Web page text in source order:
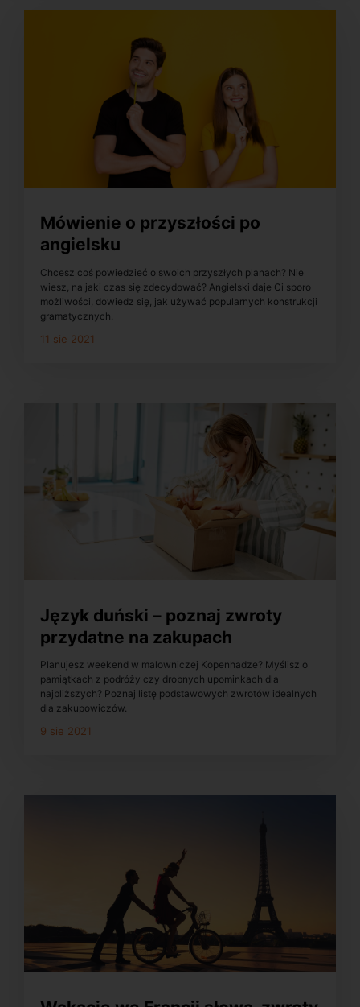
Mówienie o przyszłości po
angielsku
Chcesz coś powiedzieć o swoich przyszłych planach? Nie
wiesz, na jaki czas się zdecydować? Angielski daje Ci sporo
możliwości, dowiedz się, jak używać popularnych konstrukcji
gramatycznych.
11 sie 2021
Język duński – poznaj zwroty
przydatne na zakupach
Planujesz weekend w malowniczej Kopenhadze? Myślisz o
pamiątkach z podróży czy drobnych upominkach dla
najbliższych? Poznaj listę podstawowych zwrotów idealnych
dla zakupowiczów.
9 sie 2021